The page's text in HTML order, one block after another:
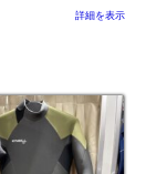
詳細を表示